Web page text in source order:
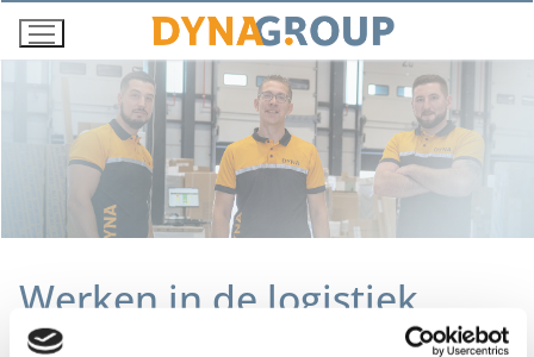
naar
de
Werken in de logistiek